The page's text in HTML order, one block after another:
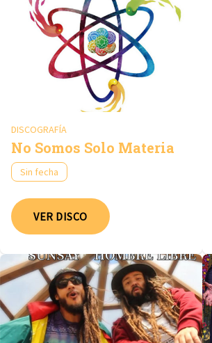
DISCOGRAFÍA
No Somos Solo Materia
Sin fecha
VER DISCO